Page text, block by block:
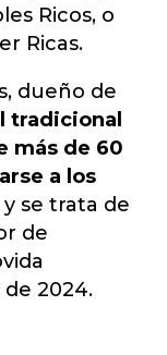
Ricos, o
Ricas.
dueño de
tradicional
más de 60
a los
y se trata de
de
2024.